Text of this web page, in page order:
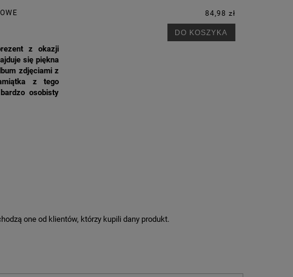
z okazji
się piękna
zdjęciami z
z tego
osobisty
84,98 zł
DO KOSZYKA
one od klientów, którzy kupili dany produkt.